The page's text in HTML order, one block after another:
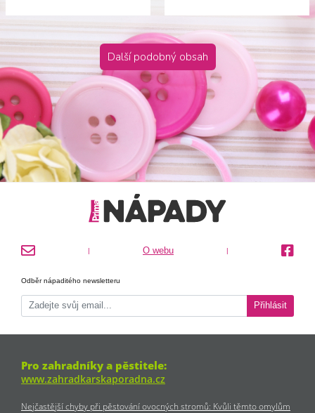
Další podobný obsah
| O webu |
Odběr nápaditého newsletteru
Přihlásit
Pro zahradníky a pěstitele:
www.zahradkarskaporadna.cz
Nejčastější chyby při pěstování ovocných stromů: Kvůli těmto omylům